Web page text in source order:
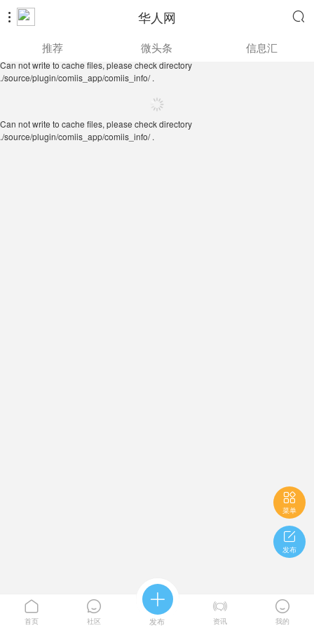
 华人网 
./source/plugin/comiis_app/comiis_info/ .
推荐 微头条 信息汇
Can not write to cache files, please check directory
./source/plugin/comiis_app/comiis_info/ .

菜单

发布

首页

社区

发布

资讯

我的
Can not write to cache files, please check directory
./source/plugin/comiis_app/comiis_info/ .